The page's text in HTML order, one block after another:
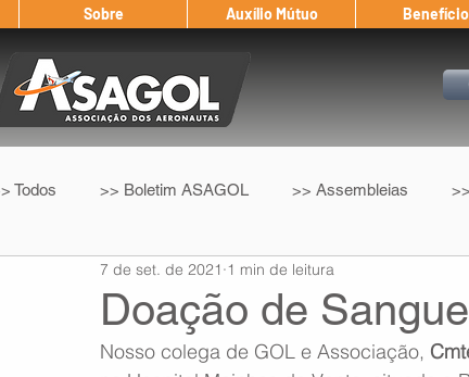
Sobre Auxílio Mútuo
Todos >> Boletim ASAGOL >> Assembleias
>> Legislação >> IFALPA >> Convenção Coletiva
Eleição ASAGOL Safety Window Auxílio Mútuo
Doação de
7 de set. de 2021 1 min de leitura
Nosso colega de GOL e Associação,